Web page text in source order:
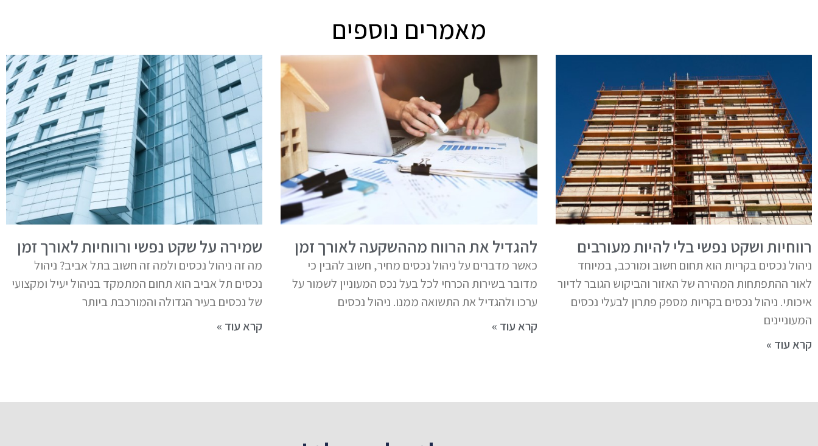
מאמרים נוספים
רווחיות ושקט נפשי בלי להיות מעורבים
ניהול נכסים בקריות הוא תחום חשוב ומורכב, במיוחד
לאור ההתפתחות המהירה של האזור והביקוש הגובר לדיור
איכותי. ניהול נכסים בקריות מספק פתרון לבעלי נכסים
המעוניינים
קרא עוד »
להגדיל את הרווח מההשקעה לאורך זמן
כאשר מדברים על ניהול נכסים מחיר, חשוב להבין כי
מדובר בשירות הכרחי לכל בעל נכס המעוניין לשמור על
ערכו ולהגדיל את התשואה ממנו. ניהול נכסים
קרא עוד »
שמירה על שקט נפשי ורווחיות לאורך זמן
מה זה ניהול נכסים ולמה זה חשוב בתל אביב? ניהול
נכסים תל אביב הוא תחום המתמקד בניהול יעיל ומקצועי
של נכסים בעיר הגדולה והמורכבת ביותר
קרא עוד »